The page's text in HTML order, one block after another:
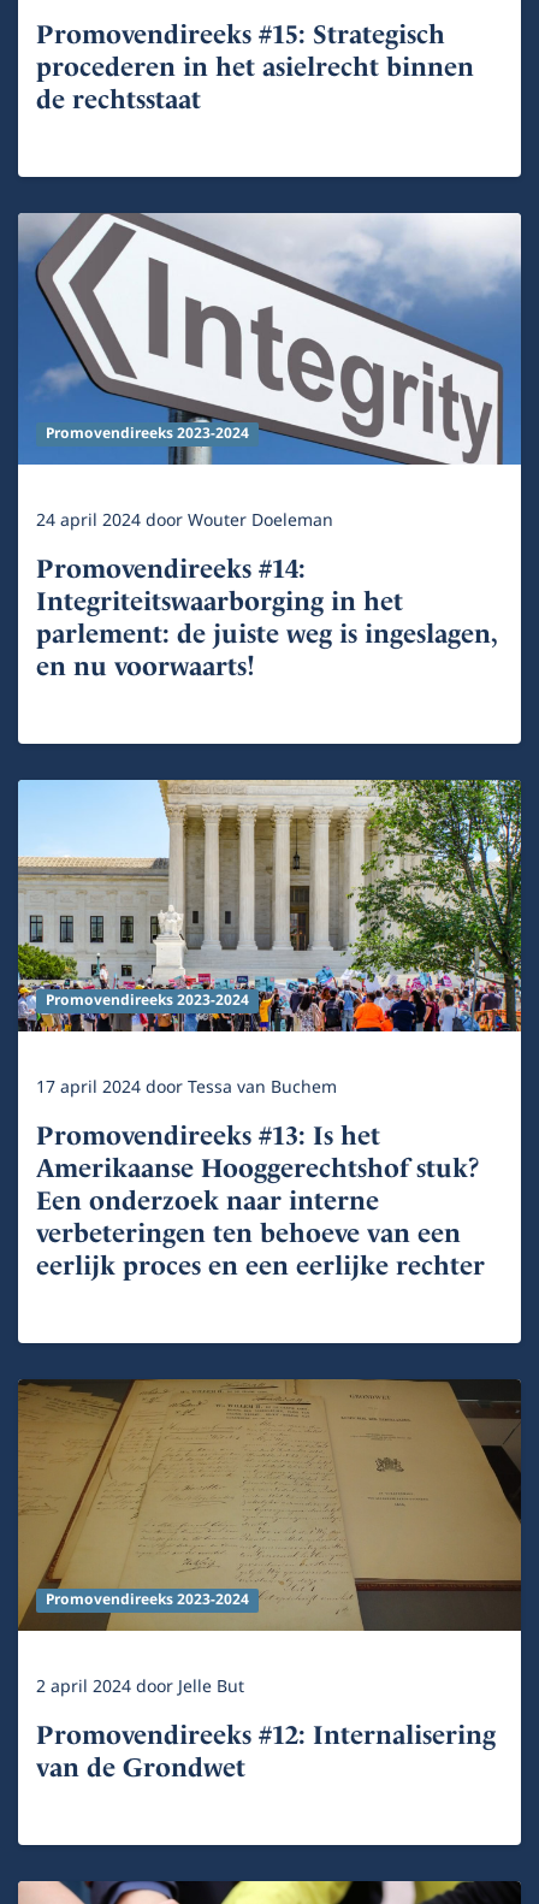
Promovendireeks #15: Strategisch
procederen in het asielrecht binnen
de rechtsstaat
Promovendireeks 2023-2024
24 april 2024doorWouter Doeleman
Promovendireeks #14:
Integriteitswaarborging in het
parlement: de juiste weg is ingeslagen,
en nu voorwaarts!
Promovendireeks 2023-2024
17 april 2024doorTessa van Buchem
Promovendireeks #13: Is het
Amerikaanse Hooggerechtshof stuk?
Een onderzoek naar interne
verbeteringen ten behoeve van een
eerlijk proces en een eerlijke rechter
Promovendireeks 2023-2024
2 april 2024doorJelle But
Promovendireeks #12: Internalisering
van de Grondwet